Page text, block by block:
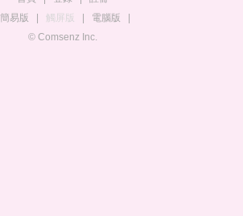
簡易版
觸屏版 電腦版
© Comsenz Inc.